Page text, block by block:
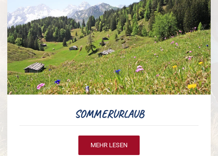
SOMMERURLAUB
MEHR LESEN